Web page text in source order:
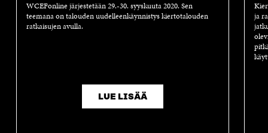
WCEFonline järjestetään 29.-30. syyskuuta 2020. Sen
teemana on talouden uudelleenkäynnistys kiertotalouden
ratkaisujen avulla.
LUE LISÄÄ
ja